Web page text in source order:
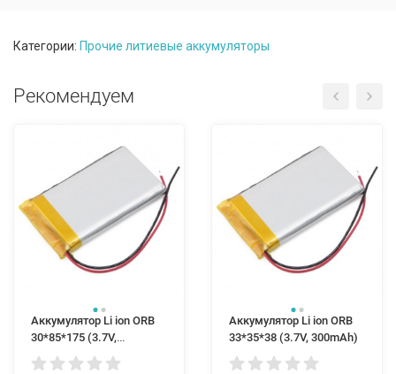
Категории: Прочие литиевые аккумуляторы
Рекомендуем
Аккумулятор Li ion ORB
30*85*175 (3.7V,
4400mAh)
Аккумулятор Li ion ORB
33*35*38 (3.7V, 300mAh)